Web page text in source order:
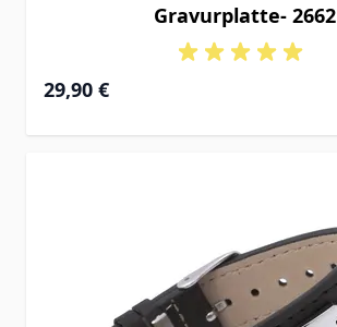
Gravurplatte- 2662
29,90 €